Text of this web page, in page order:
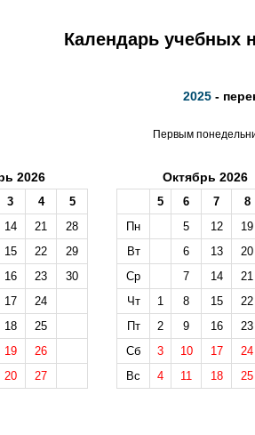
Календарь учебных
2025-
Первым
2026
3 4
5
14 21
28
15 22
29
16 23
30
17
24
18
25
19
26
20 27
Октябрь 2026
5 6 7 8
Пн
5 12 19
Вт
6 13 20
Ср
7 14 21
Чт
1 8 15 22
Пт
2 9 16 23
Сб
3 10 17 24
Вс
4 11 18 25